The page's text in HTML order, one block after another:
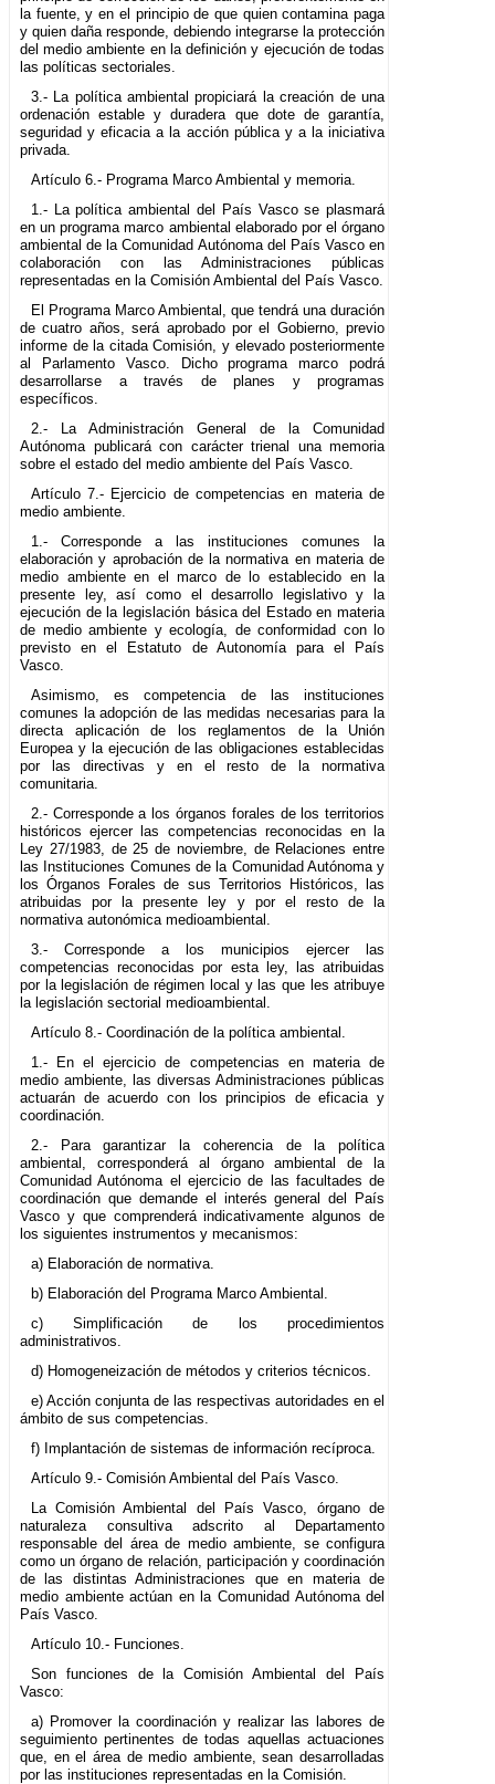
la fuente, y en el principio de que quien contamina paga
y quien daña responde, debiendo integrarse la protección
del medio ambiente en la definición y ejecución de todas
las políticas sectoriales.
3.- La política ambiental propiciará la creación de una
ordenación estable y duradera que dote de garantía,
seguridad y eficacia a la acción pública y a la iniciativa
privada.
Artículo 6.- Programa Marco Ambiental y memoria.
1.- La política ambiental del País Vasco se plasmará
en un programa marco ambiental elaborado por el órgano
ambiental de la Comunidad Autónoma del País Vasco en
colaboración con las Administraciones públicas
representadas en la Comisión Ambiental del País Vasco.
El Programa Marco Ambiental, que tendrá una duración
de cuatro años, será aprobado por el Gobierno, previo
informe de la citada Comisión, y elevado posteriormente
al Parlamento Vasco. Dicho programa marco podrá
desarrollarse a través de planes y programas
específicos.
2.- La Administración General de la Comunidad
Autónoma publicará con carácter trienal una memoria
sobre el estado del medio ambiente del País Vasco.
Artículo 7.- Ejercicio de competencias en materia de
medio ambiente.
1.- Corresponde a las instituciones comunes la
elaboración y aprobación de la normativa en materia de
medio ambiente en el marco de lo establecido en la
presente ley, así como el desarrollo legislativo y la
ejecución de la legislación básica del Estado en materia
de medio ambiente y ecología, de conformidad con lo
previsto en el Estatuto de Autonomía para el País
Vasco.
Asimismo, es competencia de las instituciones
comunes la adopción de las medidas necesarias para la
directa aplicación de los reglamentos de la Unión
Europea y la ejecución de las obligaciones establecidas
por las directivas y en el resto de la normativa
comunitaria.
2.- Corresponde a los órganos forales de los territorios
históricos ejercer las competencias reconocidas en la
Ley 27/1983, de 25 de noviembre, de Relaciones entre
las Instituciones Comunes de la Comunidad Autónoma y
los Órganos Forales de sus Territorios Históricos, las
atribuidas por la presente ley y por el resto de la
normativa autonómica medioambiental.
3.- Corresponde a los municipios ejercer las
competencias reconocidas por esta ley, las atribuidas
por la legislación de régimen local y las que les atribuye
la legislación sectorial medioambiental.
Artículo 8.- Coordinación de la política ambiental.
1.- En el ejercicio de competencias en materia de
medio ambiente, las diversas Administraciones públicas
actuarán de acuerdo con los principios de eficacia y
coordinación.
2.- Para garantizar la coherencia de la política
ambiental, corresponderá al órgano ambiental de la
Comunidad Autónoma el ejercicio de las facultades de
coordinación que demande el interés general del País
Vasco y que comprenderá indicativamente algunos de
los siguientes instrumentos y mecanismos:
a) Elaboración de normativa.
b) Elaboración del Programa Marco Ambiental.
c) Simplificación de los procedimientos
administrativos.
d) Homogeneización de métodos y criterios técnicos.
e) Acción conjunta de las respectivas autoridades en el
ámbito de sus competencias.
f) Implantación de sistemas de información recíproca.
Artículo 9.- Comisión Ambiental del País Vasco.
La Comisión Ambiental del País Vasco, órgano de
naturaleza consultiva adscrito al Departamento
responsable del área de medio ambiente, se configura
como un órgano de relación, participación y coordinación
de las distintas Administraciones que en materia de
medio ambiente actúan en la Comunidad Autónoma del
País Vasco.
Artículo 10.- Funciones.
Son funciones de la Comisión Ambiental del País
Vasco:
a) Promover la coordinación y realizar las labores de
seguimiento pertinentes de todas aquellas actuaciones
que, en el área de medio ambiente, sean desarrolladas
por las instituciones representadas en la Comisión.